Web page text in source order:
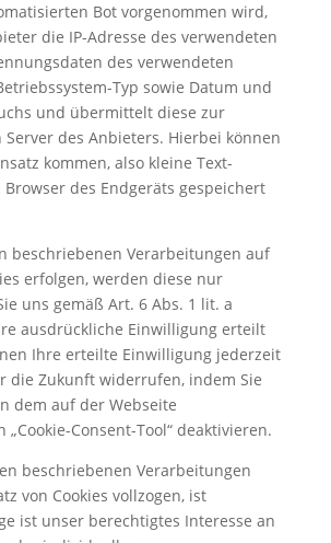
Bot vorgenommen wird,
die IP-Adresse des verwendeten
des verwendeten
Typ sowie Datum und
und übermittelt diese zur
des Anbieters. Hierbei können
kommen, also kleine Text-
des Endgeräts gespeichert
beschriebenen Verarbeitungen auf
erfolgen, werden diese nur
uns gemäß Art. 6 Abs. 1 lit. a
ausdrückliche Einwilligung erteilt
Ihre erteilte Einwilligung jederzeit
die Zukunft widerrufen, indem Sie
dem auf der Webseite
Consent-Tool“ deaktivieren.
beschriebenen Verarbeitungen
von Cookies vollzogen, ist
ist unser berechtigtes Interesse an